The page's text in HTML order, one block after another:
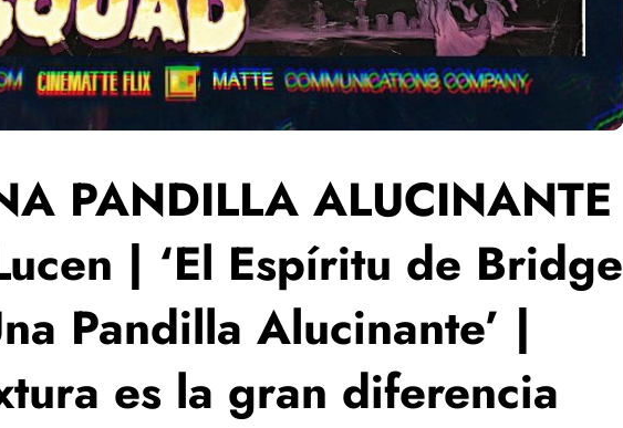
PANDILLA ALUCINANTE
| ‘El Espíritu de Bridge
Pandilla Alucinante’ |
es la gran diferencia